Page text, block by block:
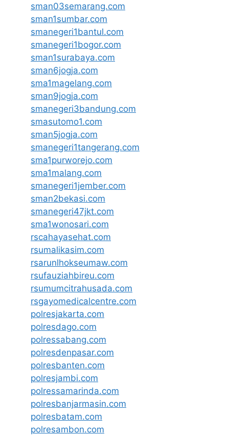
sman03semarang.com
sman1sumbar.com
smanegeri1bantul.com
smanegeri1bogor.com
sman1surabaya.com
sman6jogja.com
sma1magelang.com
sman9jogja.com
smanegeri3bandung.com
smasutomo1.com
sman5jogja.com
smanegeri1tangerang.com
sma1purworejo.com
sma1malang.com
smanegeri1jember.com
sman2bekasi.com
smanegeri47jkt.com
sma1wonosari.com
rscahayasehat.com
rsumalikasim.com
rsarunlhokseumaw.com
rsufauziahbireu.com
rsumumcitrahusada.com
rsgayomedicalcentre.com
polresjakarta.com
polresdago.com
polressabang.com
polresdenpasar.com
polresbanten.com
polresjambi.com
polressamarinda.com
polresbanjarmasin.com
polresbatam.com
polresambon.com